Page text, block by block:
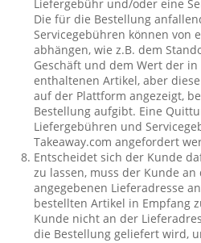
Liefergebühr und/oder eine
Die für die Bestellung
Servicegebühren können von
abhängen, wie z.B. dem
Geschäft und dem Wert der
enthaltenen Artikel, aber
auf der Plattform angezeigt,
Bestellung aufgibt. Eine
Liefergebühren und
Takeaway.com angefordert
Entscheidet sich der Kunde
zu lassen, muss der Kunde
angegebenen Lieferadresse
bestellten Artikel in Empfang
Kunde nicht an der
die Bestellung geliefert wird,